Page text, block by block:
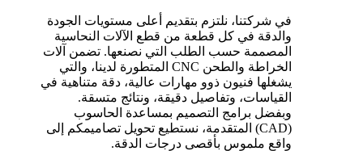
في شركتنا، نلتزم بتقديم أعلى مستويات الجودة
والدقة في كل قطعة من قطع الآلات النحاسية
المصممة حسب الطلب التي نصنعها. تضمن آلات
الخراطة والطحن CNC المتطورة لدينا، والتي
يشغلها فنيون ذوو مهارات عالية، دقة متناهية في
القياسات، وتفاصيل دقيقة، ونتائج متسقة.
وبفضل برامج التصميم بمساعدة الحاسوب
(CAD) المتقدمة، نستطيع تحويل تصاميمكم إلى
واقع ملموس بأقصى درجات الدقة.